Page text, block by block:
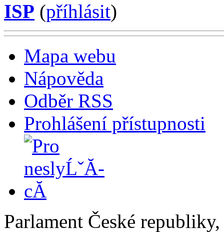
ISP (příhlásit)
Mapa webu
Nápověda
Odběr RSS
Prohlášení přístupnosti
Parlament České